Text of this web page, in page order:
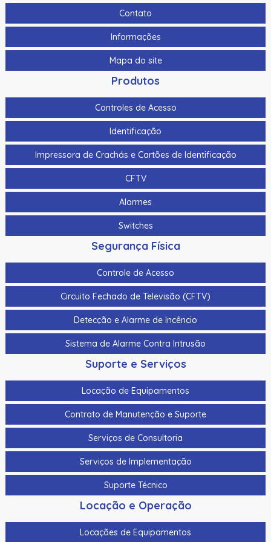
Contato
Informações
Mapa do site
Produtos
Controles de Acesso
Identificação
Impressora de Crachás e Cartões de Identificação
CFTV
Alarmes
Switches
Segurança Física
Controle de Acesso
Circuito Fechado de Televisão (CFTV)
Detecção e Alarme de Incêncio
Sistema de Alarme Contra Intrusão
Suporte e Serviços
Locação de Equipamentos
Contrato de Manutenção e Suporte
Serviços de Consultoria
Serviços de Implementação
Suporte Técnico
Locação e Operação
Locações de Equipamentos